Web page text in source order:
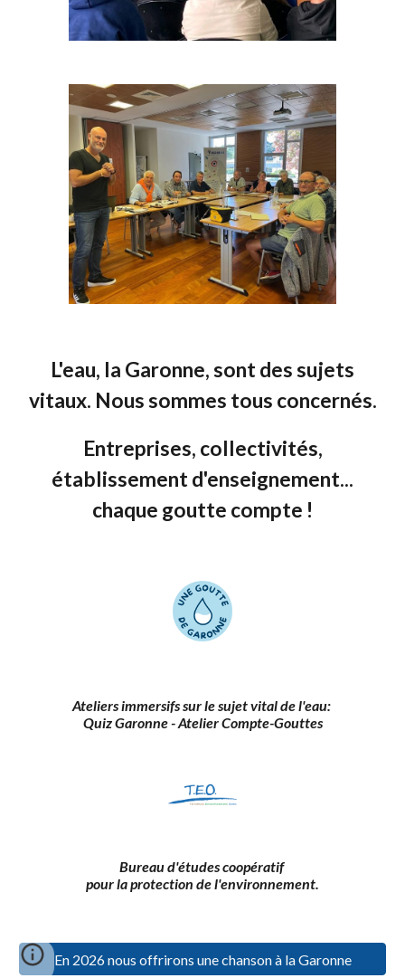
L'eau, la Garonne, sont des sujets
vitaux. Nous sommes tous concernés.
Entreprises, collectivités,
établissement d'enseignement...
chaque goutte compte !
Ateliers immersifs sur le sujet vital de l'eau:
Quiz Garonne - Atelier Compte-Gouttes
Bureau d'études coopératif
pour la protection de l'environnement.
En 2026 nous offrirons une chanson à la Garonne